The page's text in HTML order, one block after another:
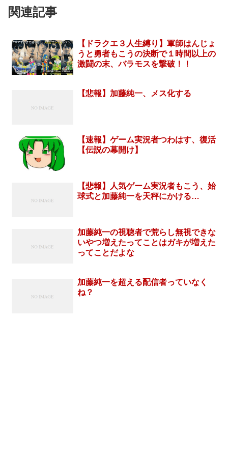
関連記事
【ドラクエ３人生縛り】軍師はんじょ
うと勇者もこうの決断で１時間以上の
激闘の末、バラモスを撃破！！
【悲報】加藤純一、メス化する
【速報】ゲーム実況者つわはす、復活
【伝説の幕開け】
【悲報】人気ゲーム実況者もこう、始
球式と加藤純一を天秤にかける…
加藤純一の視聴者で荒らし無視できな
いやつ増えたってことはガキが増えた
ってことだよな
加藤純一を超える配信者っていなく
ね？